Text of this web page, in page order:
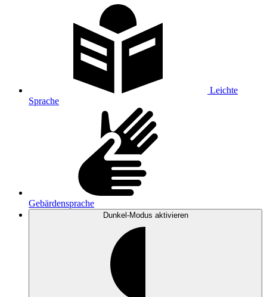
Leichte
Sprache
Gebärdensprache
Dunkel-Modus aktivieren